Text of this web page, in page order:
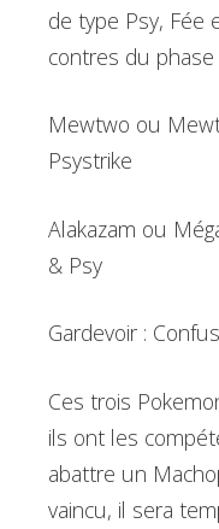
de type Psy, Fée
contres du
Mewtwo ou
Psystrike
Alakazam ou
& Psy
Gardevoir :
Ces trois
ils ont les
abattre un
vaincu, il sera